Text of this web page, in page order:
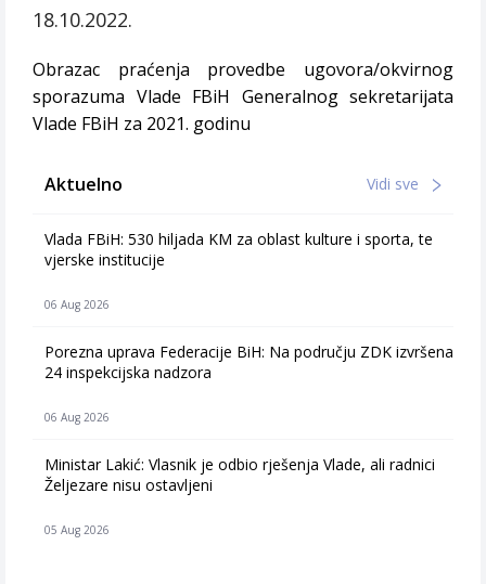
18.10.2022.
Obrazac praćenja provedbe ugovora/okvirnog
sporazuma Vlade FBiH Generalnog sekretarijata
Vlade FBiH za 2021. godinu
Aktuelno Vidi sve
Vlada FBiH: 530 hiljada KM za oblast kulture i sporta, te
vjerske institucije
06 Aug 2026
Porezna uprava Federacije BiH: Na području ZDK izvršena
24 inspekcijska nadzora
06 Aug 2026
Ministar Lakić: Vlasnik je odbio rješenja Vlade, ali radnici
Željezare nisu ostavljeni
05 Aug 2026